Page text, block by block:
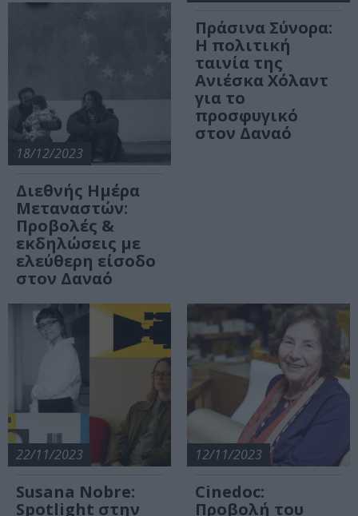
18/12/2023
Διεθνής Ημέρα
Μεταναστών:
Προβολές &
εκδηλώσεις με
ελεύθερη είσοδο
στον Δαναό
Πράσινα Σύνορα:
Η πολιτική
ταινία της
Ανιέσκα Χόλαντ
για το
προσφυγικό
στον Δαναό
22/11/2023
Susana Nobre:
Spotlight στην
12/11/2023
Cinedoc:
Προβολή του